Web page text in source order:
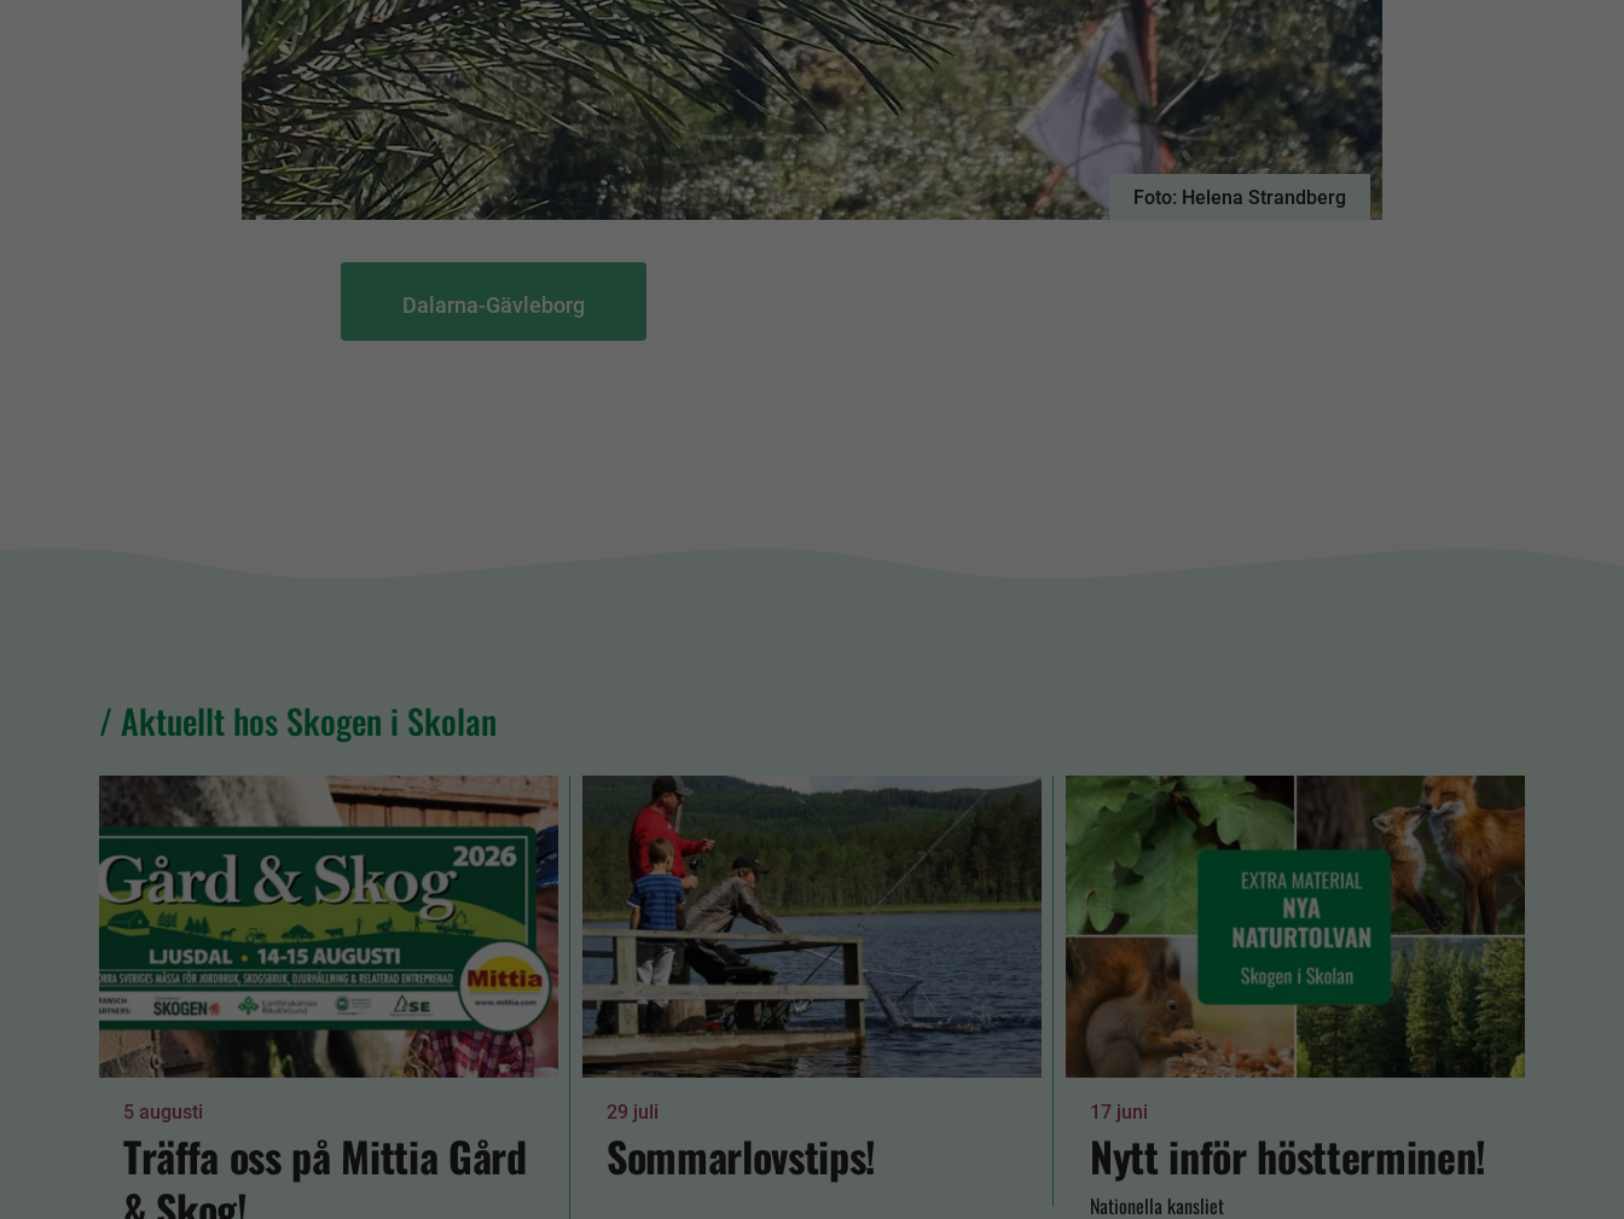
Foto: Helena Strandberg
Dalarna-Gävleborg
/ Aktuellt hos Skogen i Skolan
5 augusti
Träffa oss på Mittia Gård
29 juli
Sommarlovstips!
17 juni
Nytt inför höstterminen!
Nationella kansliet